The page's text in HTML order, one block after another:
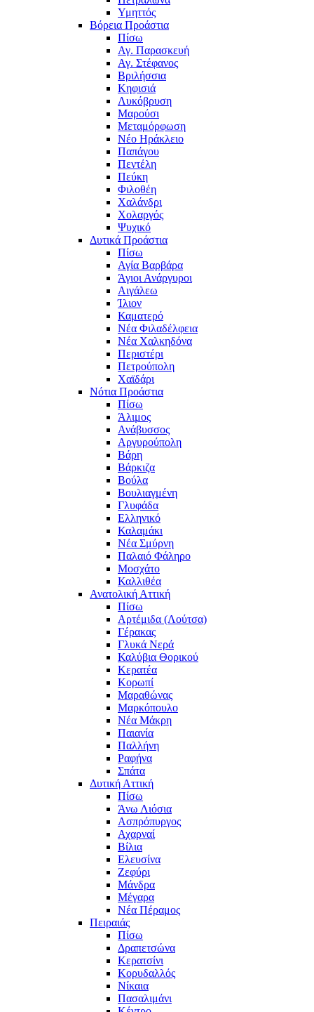
Υμηττός
Βόρεια Προάστια
Πίσω
Αγ. Παρασκευή
Αγ. Στέφανος
Βριλήσσια
Κηφισιά
Λυκόβρυση
Μαρούσι
Μεταμόρφωση
Νέο Ηράκλειο
Παπάγου
Πεντέλη
Πεύκη
Φιλοθέη
Χαλάνδρι
Χολαργός
Ψυχικό
Δυτικά Προάστια
Πίσω
Αγία Βαρβάρα
Άγιοι Ανάργυροι
Αιγάλεω
Ίλιον
Καματερό
Νέα Φιλαδέλφεια
Νέα Χαλκηδόνα
Περιστέρι
Πετρούπολη
Χαϊδάρι
Νότια Προάστια
Πίσω
Άλιμος
Ανάβυσσος
Αργυρούπολη
Βάρη
Βάρκιζα
Βούλα
Βουλιαγμένη
Γλυφάδα
Ελληνικό
Καλαμάκι
Νέα Σμύρνη
Παλαιό Φάληρο
Μοσχάτο
Καλλιθέα
Ανατολική Αττική
Πίσω
Αρτέμιδα (Λούτσα)
Γέρακας
Γλυκά Νερά
Καλύβια Θορικού
Κερατέα
Κορωπί
Μαραθώνας
Μαρκόπουλο
Νέα Μάκρη
Παιανία
Παλλήνη
Ραφήνα
Σπάτα
Δυτική Αττική
Πίσω
Άνω Λιόσια
Ασπρόπυργος
Αχαρναί
Βίλια
Ελευσίνα
Ζεφύρι
Μάνδρα
Μέγαρα
Νέα Πέραμος
Πειραιάς
Πίσω
Δραπετσώνα
Κερατσίνι
Κορυδαλλός
Νίκαια
Πασαλιμάνι